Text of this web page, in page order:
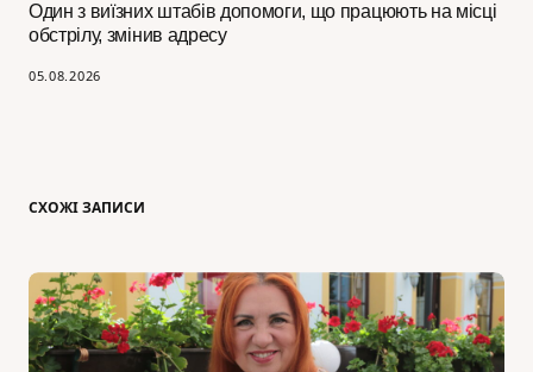
Один з виїзних штабів допомоги, що працюють на місці
обстрілу, змінив адресу
05.08.2026
СХОЖІ ЗАПИСИ